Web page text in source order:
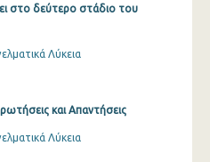
στο δεύτερο στάδιο του
Λύκεια
και Απαντήσεις
Λύκεια